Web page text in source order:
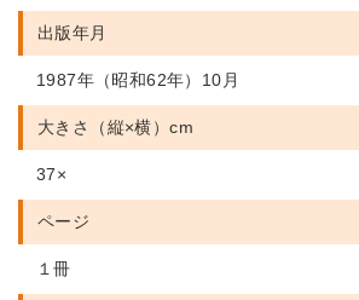
出版年月
1987年（昭和62年）10月
大きさ（縦×横）cm
37×
ページ
１冊